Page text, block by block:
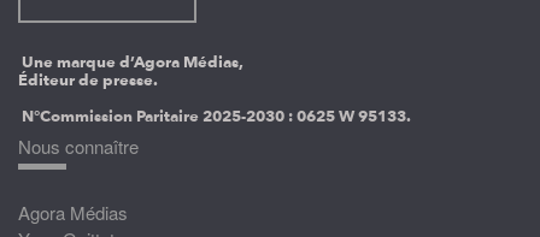
Une marque d’Agora Médias,
Éditeur de presse.
N°Commission Paritaire 2025-2030 :0625 W 95133.
Nous connaître
Agora Médias